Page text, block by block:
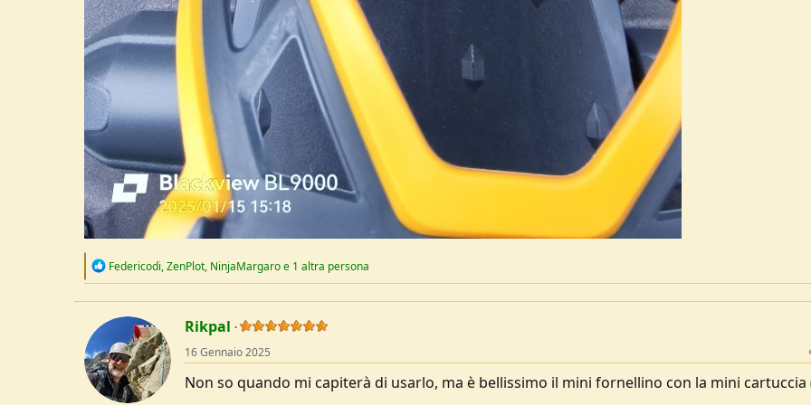
R
t
o
n
s
:
Federicodi,ZenPlot, NinjaMargaroe 1 altra persona
Rikpal
16 Gennaio 2025
Non so quando mi capiterà di usarlo, ma è bellissimo il mini fornellino con la mini cartuccia